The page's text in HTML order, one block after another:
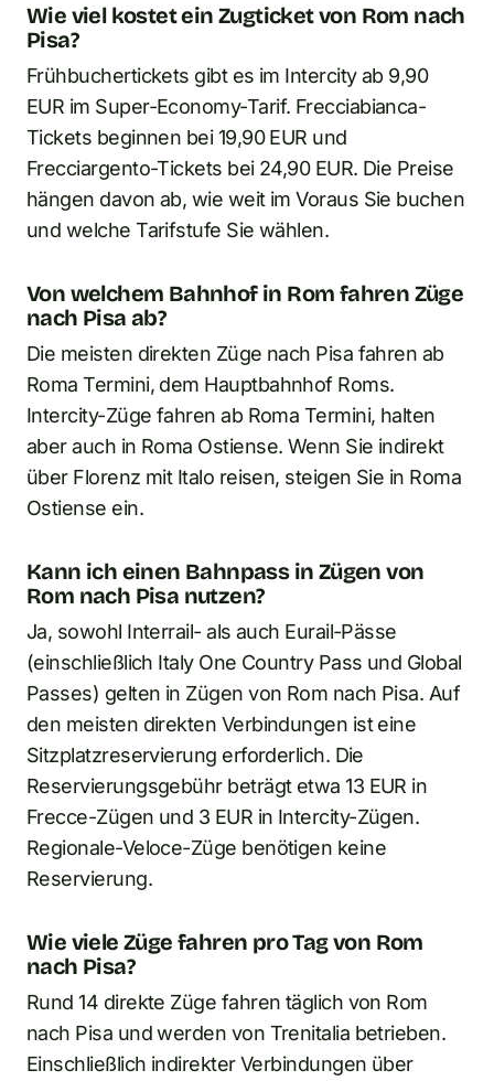
Wie viel kostet ein Zugticket von Rom nach
Pisa?
Frühbuchertickets gibt es im Intercity ab 9,90
EUR im Super-Economy-Tarif. Frecciabianca-
Tickets beginnen bei 19,90 EUR und
Frecciargento-Tickets bei 24,90 EUR. Die Preise
hängen davon ab, wie weit im Voraus Sie buchen
und welche Tarifstufe Sie wählen.
Von welchem Bahnhof in Rom fahren Züge
nach Pisa ab?
Die meisten direkten Züge nach Pisa fahren ab
Roma Termini, dem Hauptbahnhof Roms.
Intercity-Züge fahren ab Roma Termini, halten
aber auch in Roma Ostiense. Wenn Sie indirekt
über Florenz mit Italo reisen, steigen Sie in Roma
Ostiense ein.
Kann ich einen Bahnpass in Zügen von
Rom nach Pisa nutzen?
Ja, sowohl Interrail- als auch Eurail-Pässe
(einschließlich Italy One Country Pass und Global
Passes) gelten in Zügen von Rom nach Pisa. Auf
den meisten direkten Verbindungen ist eine
Sitzplatzreservierung erforderlich. Die
Reservierungsgebühr beträgt etwa 13 EUR in
Frecce-Zügen und 3 EUR in Intercity-Zügen.
Regionale-Veloce-Züge benötigen keine
Reservierung.
Wie viele Züge fahren pro Tag von Rom
nach Pisa?
Rund 14 direkte Züge fahren täglich von Rom
nach Pisa und werden von Trenitalia betrieben.
Einschließlich indirekter Verbindungen über